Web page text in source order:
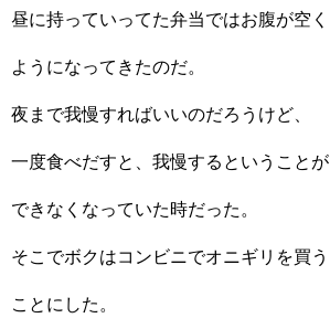
昼に持っていってた弁当ではお腹が空く
ようになってきたのだ。
夜まで我慢すればいいのだろうけど、
一度食べだすと、我慢するということが
できなくなっていた時だった。
そこでボクはコンビニでオニギリを買う
ことにした。